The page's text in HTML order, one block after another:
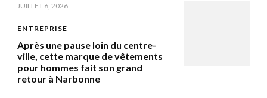
JUILLET 6, 2026
ENTREPRISE
Après une pause loin du centre-
ville, cette marque de vêtements
pour hommes fait son grand
retour à Narbonne